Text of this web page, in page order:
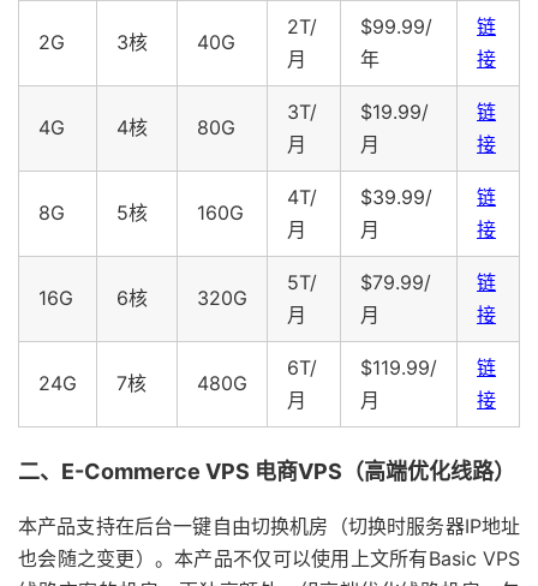
2G 3核 40G
2T/
月
$99.99/
年
链
接
4G 4核 80G
3T/
月
$19.99/
月
链
接
8G 5核 160G
4T/
月
$39.99/
月
链
接
16G 6核 320G
5T/
月
$79.99/
月
链
接
24G 7核 480G
6T/
月
$119.99/
月
链
接
二、E-Commerce VPS 电商VPS（高端优化线路）
本产品支持在后台一键自由切换机房（切换时服务器IP地址
也会随之变更）。本产品不仅可以使用上文所有Basic VPS